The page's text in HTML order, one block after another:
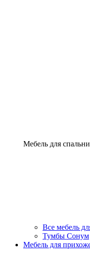
Мебель для спальни
Все мебель
Тумбы Сонум
Мебель для